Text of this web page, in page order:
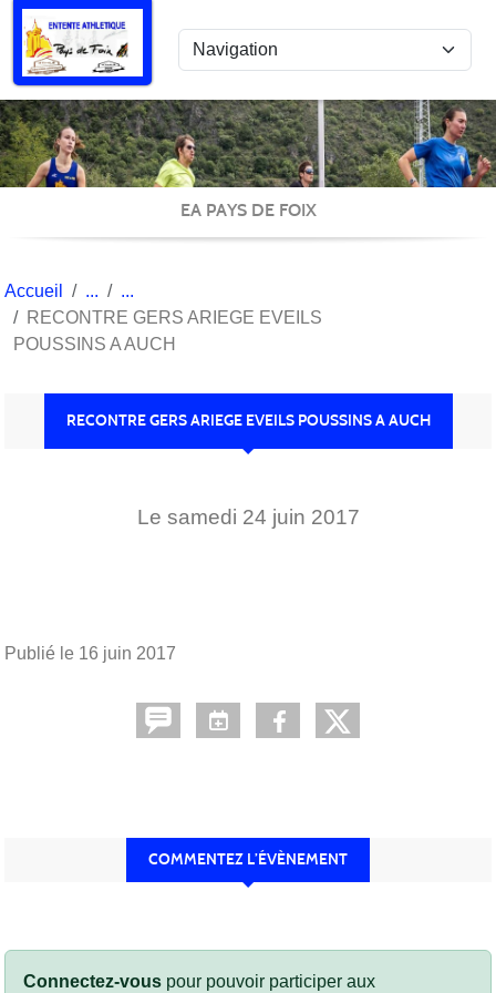
EA PAYS DE FOIX
Accueil
RECONTRE GERS ARIEGE EVEILS
POUSSINS A AUCH
RECONTRE GERS ARIEGE EVEILS POUSSINS A AUCH
Le samedi 24 juin 2017
Publié le 16 juin 2017
COMMENTEZ L’ÉVÈNEMENT
Connectez-vous pour pouvoir participer aux
Panneau de gestion des cookies